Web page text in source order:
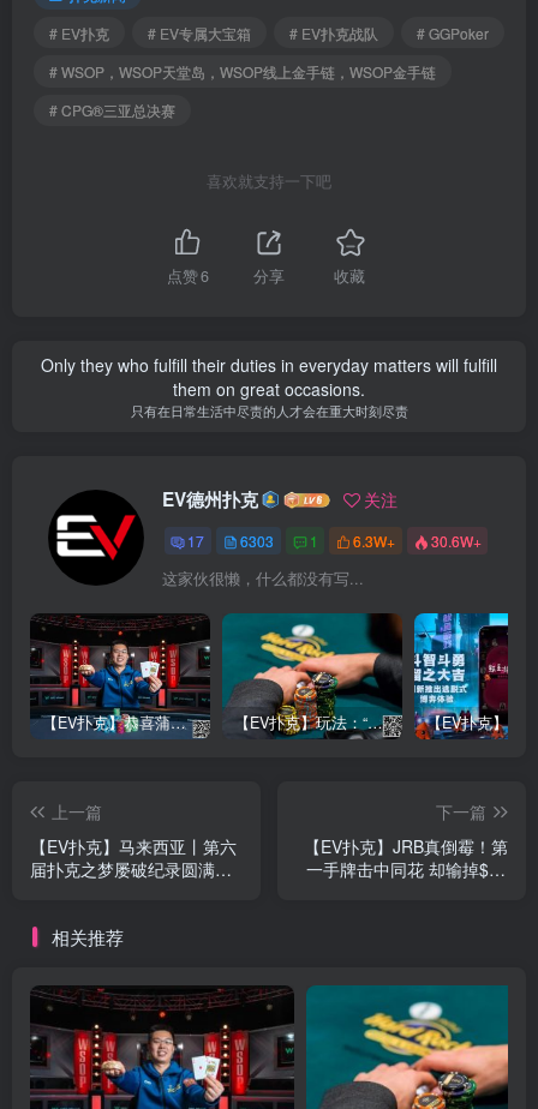
# EV扑克
# EV专属大宝箱 # EV扑克战队
# GGPoker
# WSOP，WSOP天堂岛，WSOP线上金手链，WSOP金手链
# CPG®三亚总决赛
喜欢就支持一下吧
点赞6 分享 收藏
Only they who fulfill their duties in everyday matters will fulfill
them on great occasions.
只有在日常生活中尽责的人才会在重大时刻尽责
EV德州扑克 关注
17 6303 1 6.3W+ 30.6W+
这家伙很懒，什么都没有写...
【EV扑克】恭喜蒲蔚然赛事#65夺冠，收获国人2023WSOP第六条金手链，奖金93万刀！ 【EV扑克】玩法：“松弱鱼/松凶鱼打法”的基本攻略
上一篇
【EV扑克】马来西亚丨第六
届扑克之梦屡破纪录圆满结
下一篇
【EV扑克】JRB真倒霉！第
一手牌击中同花 却输掉$30
相关推荐